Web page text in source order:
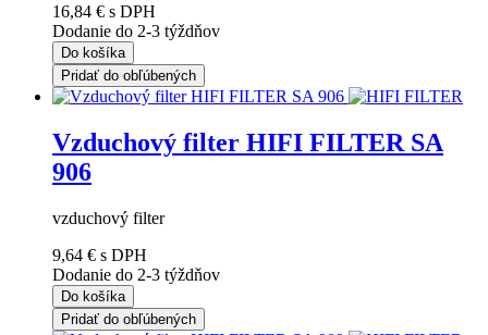
16,84 € s DPH
Dodanie do 2-3 týždňov
Do košíka
Pridať do obľúbených
Vzduchový filter HIFI FILTER SA
906
vzduchový filter
9,64 € s DPH
Dodanie do 2-3 týždňov
Do košíka
Pridať do obľúbených